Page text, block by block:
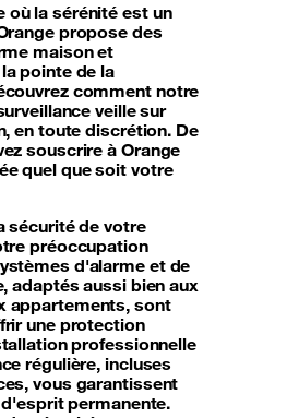
où la sérénité est un
propose des
maison et
pointe de la
comment notre
veille sur
en toute discrétion. De
souscrire à Orange
quel que soit votre
sécurité de votre
préoccupation
d'alarme et de
adaptés aussi bien aux
appartements, sont
une protection
professionnelle
régulière, incluses
vous garantissent
permanente.